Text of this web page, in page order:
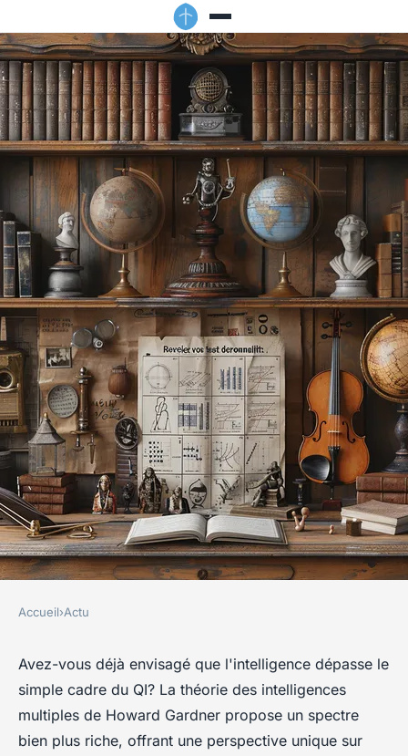
Révélez vos 5 intelligences
avec ce test de personnalité
Marie •29 janvier 2026•2 min de lecture
Accueil›Actu
Avez-vous déjà envisagé que l'intelligence dépasse le
simple cadre du QI? La théorie des intelligences
multiples de Howard Gardner propose un spectre
bien plus riche, offrant une perspective unique sur